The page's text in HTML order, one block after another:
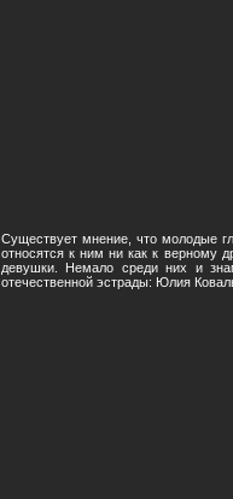
Существует мнение, что молодые
относятся к ним ни как к верному
девушки. Немало среди них и
отечественной эстрады: Юлия